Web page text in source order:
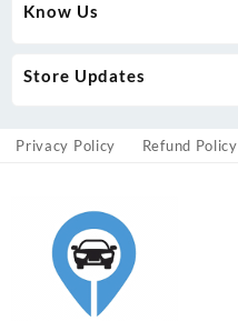
Know Us
Store Updates
Privacy Policy Refund Policy